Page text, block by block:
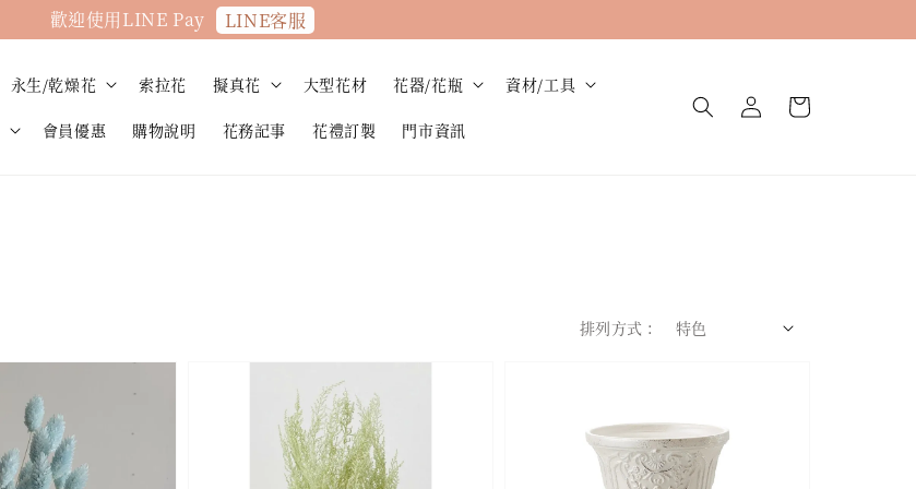
歡迎使用LINE Pay LINE客服
永生/乾燥花 索拉花 擬真花 大型花材 花器/花瓶 資材/工具
會員優惠 購物說明 花務記事 花禮訂製 門市資訊
排列方式 :